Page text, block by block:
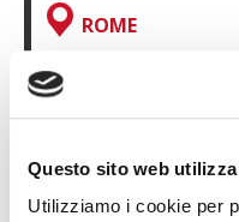
Questo sito web
Utilizziamo i cookie per
ROME
CONGRESS 2024, du